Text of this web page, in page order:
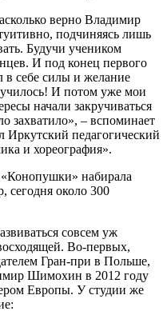
верно Владимир
подчиняясь лишь
Будучи учеником
И под конец первого
в себе силы и желание
И потом уже мои
начали закручиваться
захватило», – вспоминает
педагогический
и хореография».
«Конопушки» набирала
сегодня около 300
совсем уж
Во-первых,
Гран-при в Польше,
Шимохин в 2012 году
Европы. У студии же